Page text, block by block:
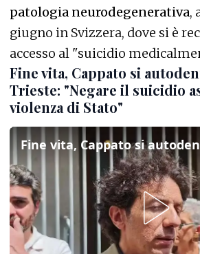
patologia neurodegenerativa,
giugno in Svizzera, dove si è
accesso al "suicidio
Fine vita, Cappato si
Trieste: "Negare il suicidio
violenza di Stato"